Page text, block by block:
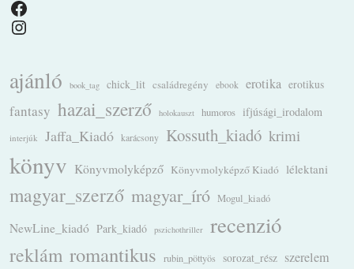
Facebook
Instagram
ajánló book_tag chick_lit családregény ebook erotika erotikus
fantasy hazai_szerző holokauszt humoros ifjúsági_irodalom
interjúk Jaffa_Kiadó karácsony Kossuth_kiadó krimi
könyv Könyvmolyképző Könyvmolyképző Kiadó lélektani
magyar_szerző magyar_író Mogul_kiadó
NewLine_kiadó Park_kiadó pszichothriller recenzió
reklám romantikus rubin_pöttyös sorozat_rész szerelem